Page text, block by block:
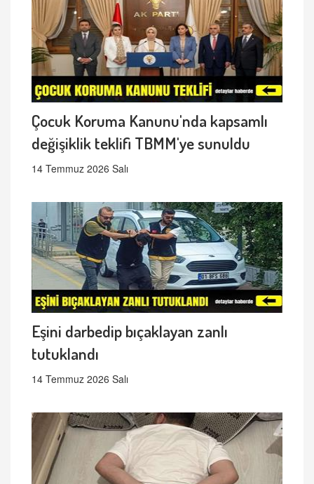
Çocuk Koruma Kanunu'nda kapsamlı
değişiklik teklifi TBMM'ye sunuldu
14 Temmuz 2026 Salı
Eşini darbedip bıçaklayan zanlı
tutuklandı
14 Temmuz 2026 Salı